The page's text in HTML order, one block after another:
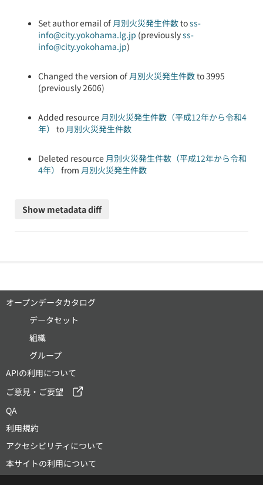
Set author email of 月別火災発生件数toss-
info@city.yokohama.lg.jp (previouslyss-
info@city.yokohama.jp)
Changed the version of 月別火災発生件数to 3995
(previously 2606)
Added resource 月別火災発生件数（平成12年から令和4
年） to 月別火災発生件数
Deleted resource 月別火災発生件数（平成12年から令和
4年） from 月別火災発生件数
オープンデータカタログ
データセット
組織
グループ
APIの利用について
ご意見・ご要望
QA
利用規約
アクセシビリティについて
本サイトの利用について